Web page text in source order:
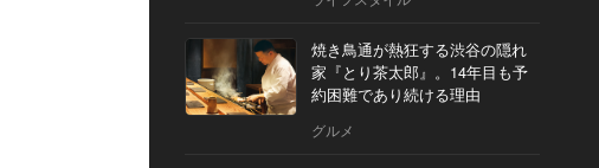
焼き鳥通が熱狂する渋谷の隠れ
家『とり茶太郎』。14年目も予
約困難であり続ける理由
グルメ